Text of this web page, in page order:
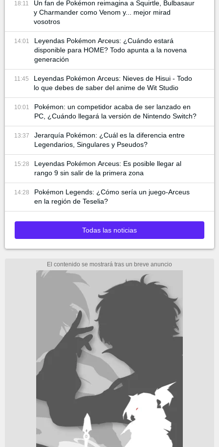
18:11
Un fan de Pokémon reimagina a Squirtle, Bulbasaur
y Charmander como Venom y... mejor mirad
vosotros
14:01
Leyendas Pokémon Arceus: ¿Cuándo estará
disponible para HOME? Todo apunta a la novena
generación
11:45
Leyendas Pokémon Arceus: Nieves de Hisui - Todo
lo que debes de saber del anime de Wit Studio
10:01
Pokémon: un competidor acaba de ser lanzado en
PC, ¿Cuándo llegará la versión de Nintendo Switch?
13:37
Jerarquía Pokémon: ¿Cuál es la diferencia entre
Legendarios, Singulares y Pseudos?
15:28
Leyendas Pokémon Arceus: Es posible llegar al
rango 9 sin salir de la primera zona
14:28
Pokémon Legends: ¿Cómo sería un juego-Arceus
en la región de Teselia?
Todas las noticias